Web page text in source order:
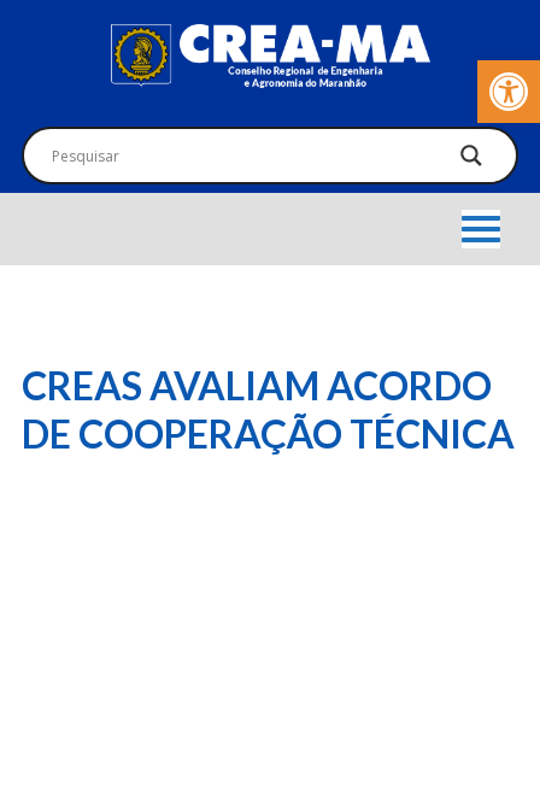
Barra de
CREAS AVALIAM ACORDO
DE COOPERAÇÃO TÉCNICA